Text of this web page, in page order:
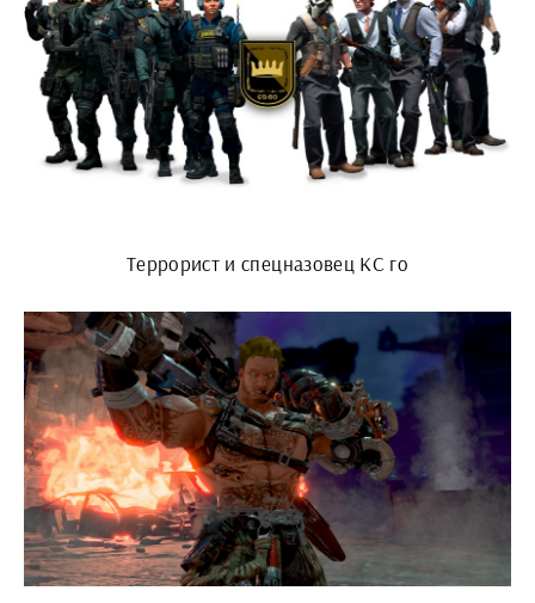
Террорист и спецназовец КС го